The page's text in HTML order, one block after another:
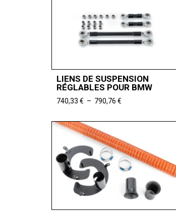
9968,06 €
LIENS DE SUSPENSION
RÉGLABLES POUR BMW
740,33 € – 790,76 €Plage
prix :
à
790,76 €